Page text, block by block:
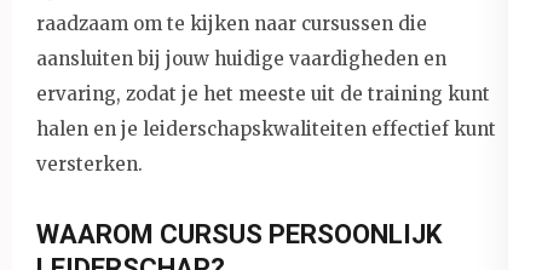
raadzaam om te kijken naar cursussen die
aansluiten bij jouw huidige vaardigheden en
ervaring, zodat je het meeste uit de training kunt
halen en je leiderschapskwaliteiten effectief kunt
versterken.
WAAROM CURSUS PERSOONLIJK